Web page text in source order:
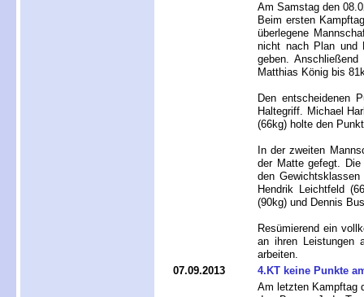
Am Samstag den
Beim ersten
überlegene
nicht nach Plan und
geben.
Matthias König bis
Den entscheidenen
Haltegriff. Michael
(66kg) holte den
In der zweiten
der Matte gefegt. Die
den
Hendrik Leichtfeld
(90kg) und Dennis
Resümierend ein
an ihren Leistungen
arbeiten.
07.09.2013
4.KT keine Punkte
Am letzten Kampftag